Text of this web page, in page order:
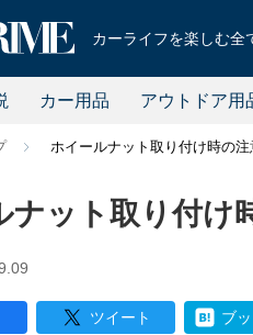
カーライフを楽しむ全
カー用品 アウトドア用
ホイールナット取り付け時の注
ナット取り付け
ツイート ブ